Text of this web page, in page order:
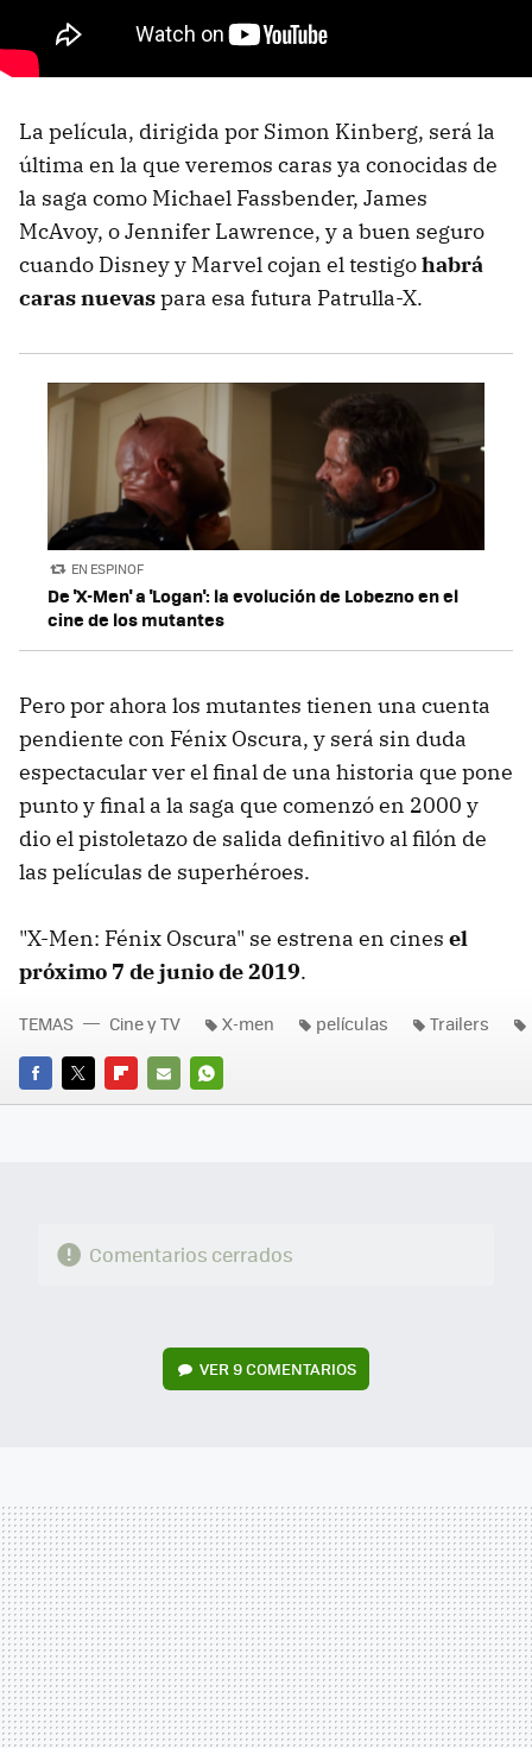
La película, dirigida por Simon Kinberg, será la
última en la que veremos caras ya conocidas de
la saga como Michael Fassbender, James
McAvoy, o Jennifer Lawrence, y a buen seguro
cuando Disney y Marvel cojan el testigohabrá
caras nuevaspara esa futura Patrulla-X.
EN ESPINOF
De 'X-Men' a 'Logan': la evolución de Lobezno en el
cine de los mutantes
Pero por ahora los mutantes tienen una cuenta
pendiente con Fénix Oscura, y será sin duda
espectacular ver el final de una historia que pone
punto y final a la saga que comenzó en 2000 y
dio el pistoletazo de salida definitivo al filón de
las películas de superhéroes.
"X-Men: Fénix Oscura" se estrena en cines el
próximo 7 de junio de 2019.
FACEBOOK
TWITTERFLIPBOARD
E-
WHATSAPP
TEMAS Cine y TV X-men películas Trailers
Comentarios cerrados
VER9 COMENTARIOS